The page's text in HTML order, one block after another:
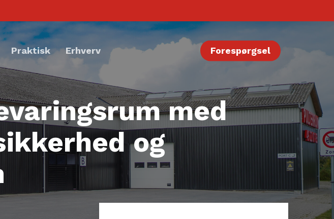
Praktisk Erhverv Forespørgsel
med
og